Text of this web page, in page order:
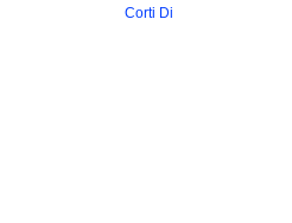
Corti Di